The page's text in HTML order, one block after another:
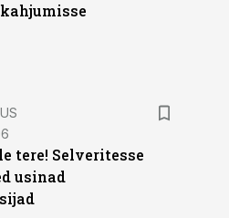
tere! Selveritesse
usinad